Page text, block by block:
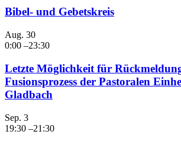
Bibel- und Gebetskreis
Aug. 30
0:00 –23:30
Letzte Möglichkeit für
Fusionsprozess der Pastoralen
Gladbach
Sep. 3
19:30 –21:30